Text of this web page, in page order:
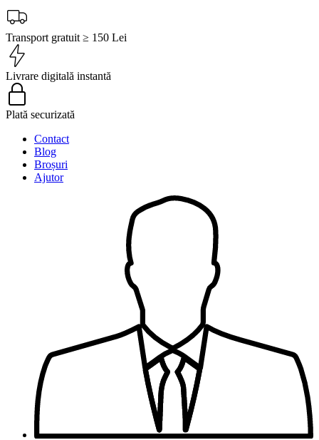
Transport gratuit ≥ 150 Lei
Livrare digitală instantă
Plată securizată
Contact
Blog
Broșuri
Ajutor